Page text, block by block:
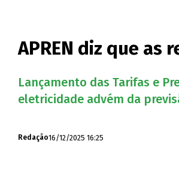
APREN diz que
Lançamento das Tarifas e
eletricidade advém da
Redação16/12/2025 16:25